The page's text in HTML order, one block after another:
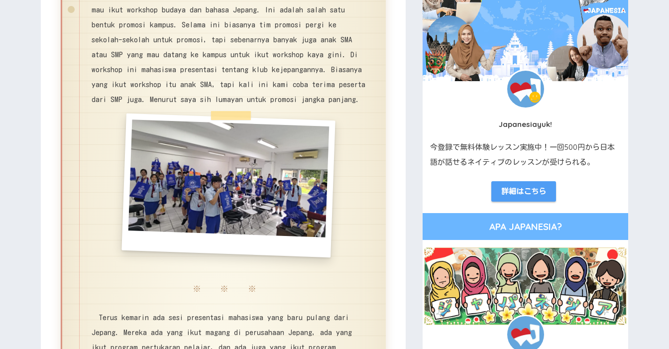
mau ikut workshop budaya dan bahasa Jepang. Ini adalah salah satu
bentuk promosi kampus. Selama ini biasanya tim promosi pergi ke
sekolah-sekolah untuk promosi, tapi sebenarnya banyak juga anak SMA
atau SMP yang mau datang ke kampus untuk ikut workshop kaya gini. Di
workshop ini mahasiswa presentasi tentang klub kejepangannya. Biasanya
yang ikut workshop itu anak SMA, tapi kali ini kami coba terima peserta
dari SMP juga. Menurut saya sih lumayan untuk promosi jangka panjang.
※ ※ ※
Terus kemarin ada sesi presentasi mahasiswa yang baru pulang dari
Jepang. Mereka ada yang ikut magang di perusahaan Jepang, ada yang
ikut program pertukaran pelajar, dan ada juga yang ikut program
Japanesiayuk!
今登録で無料体験レッスン実施中！一回500円から日本
語が話せるネイティブのレッスンが受けられる。
詳細はこちら
APA JAPANESIA?